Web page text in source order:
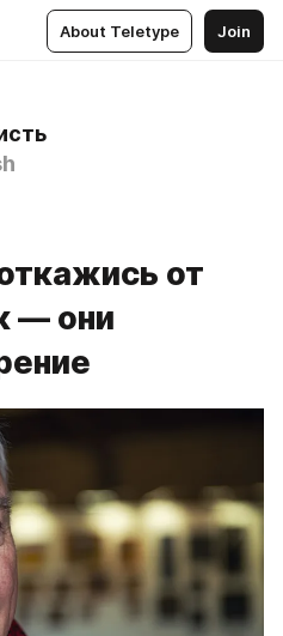
About Teletype Join
от
— они